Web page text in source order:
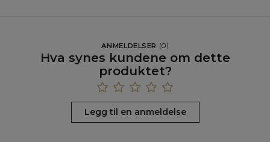
ANMELDELSER (0)
Hva synes kundene om dette
produktet?
Legg til en anmeldelse